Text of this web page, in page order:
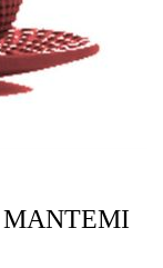
ΜΑΝΤΕΜΙ